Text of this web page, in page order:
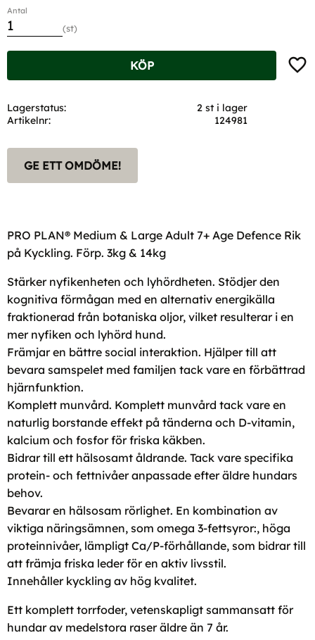
Antal
st
KÖP
Lagerstatus
2 st i lager
Artikelnr
124981
GE ETT OMDÖME!
PRO PLAN® Medium & Large Adult 7+ Age Defence Rik
på Kyckling. Förp. 3kg & 14kg
Stärker nyfikenheten och lyhördheten. Stödjer den
kognitiva förmågan med en alternativ energikälla
fraktionerad från botaniska oljor, vilket resulterar i en
mer nyfiken och lyhörd hund.
Främjar en bättre social interaktion. Hjälper till att
bevara samspelet med familjen tack vare en förbättrad
hjärnfunktion.
Komplett munvård. Komplett munvård tack vare en
naturlig borstande effekt på tänderna och D-vitamin,
kalcium och fosfor för friska käkben.
Bidrar till ett hälsosamt åldrande. Tack vare specifika
protein- och fettnivåer anpassade efter äldre hundars
behov.
Bevarar en hälsosam rörlighet. En kombination av
viktiga näringsämnen, som omega 3-fettsyror:, höga
proteinnivåer, lämpligt Ca/P-förhållande, som bidrar till
att främja friska leder för en aktiv livsstil.
Innehåller kyckling av hög kvalitet.
Ett komplett torrfoder, vetenskapligt sammansatt för
hundar av medelstora raser äldre än 7 år.